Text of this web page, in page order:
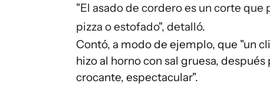
"El asado de cordero es un corte que
pizza o estofado", detalló.
Contó, a modo de ejemplo, que "un
hizo al horno con sal gruesa,
crocante, espectacular".